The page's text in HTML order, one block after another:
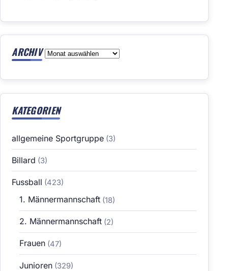
ARCHIV Archiv
KATEGORIEN
allgemeine Sportgruppe (3)
Billard (3)
Fussball (423)
1. Männermannschaft(18)
2. Männermannschaft(2)
Frauen(47)
Junioren(329)